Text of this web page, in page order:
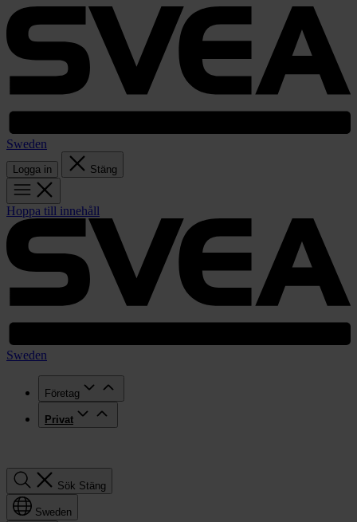
Sweden
Logga in Stäng
Hoppa till innehåll
Sweden
Företag
Privat
Sök Stäng
Sweden